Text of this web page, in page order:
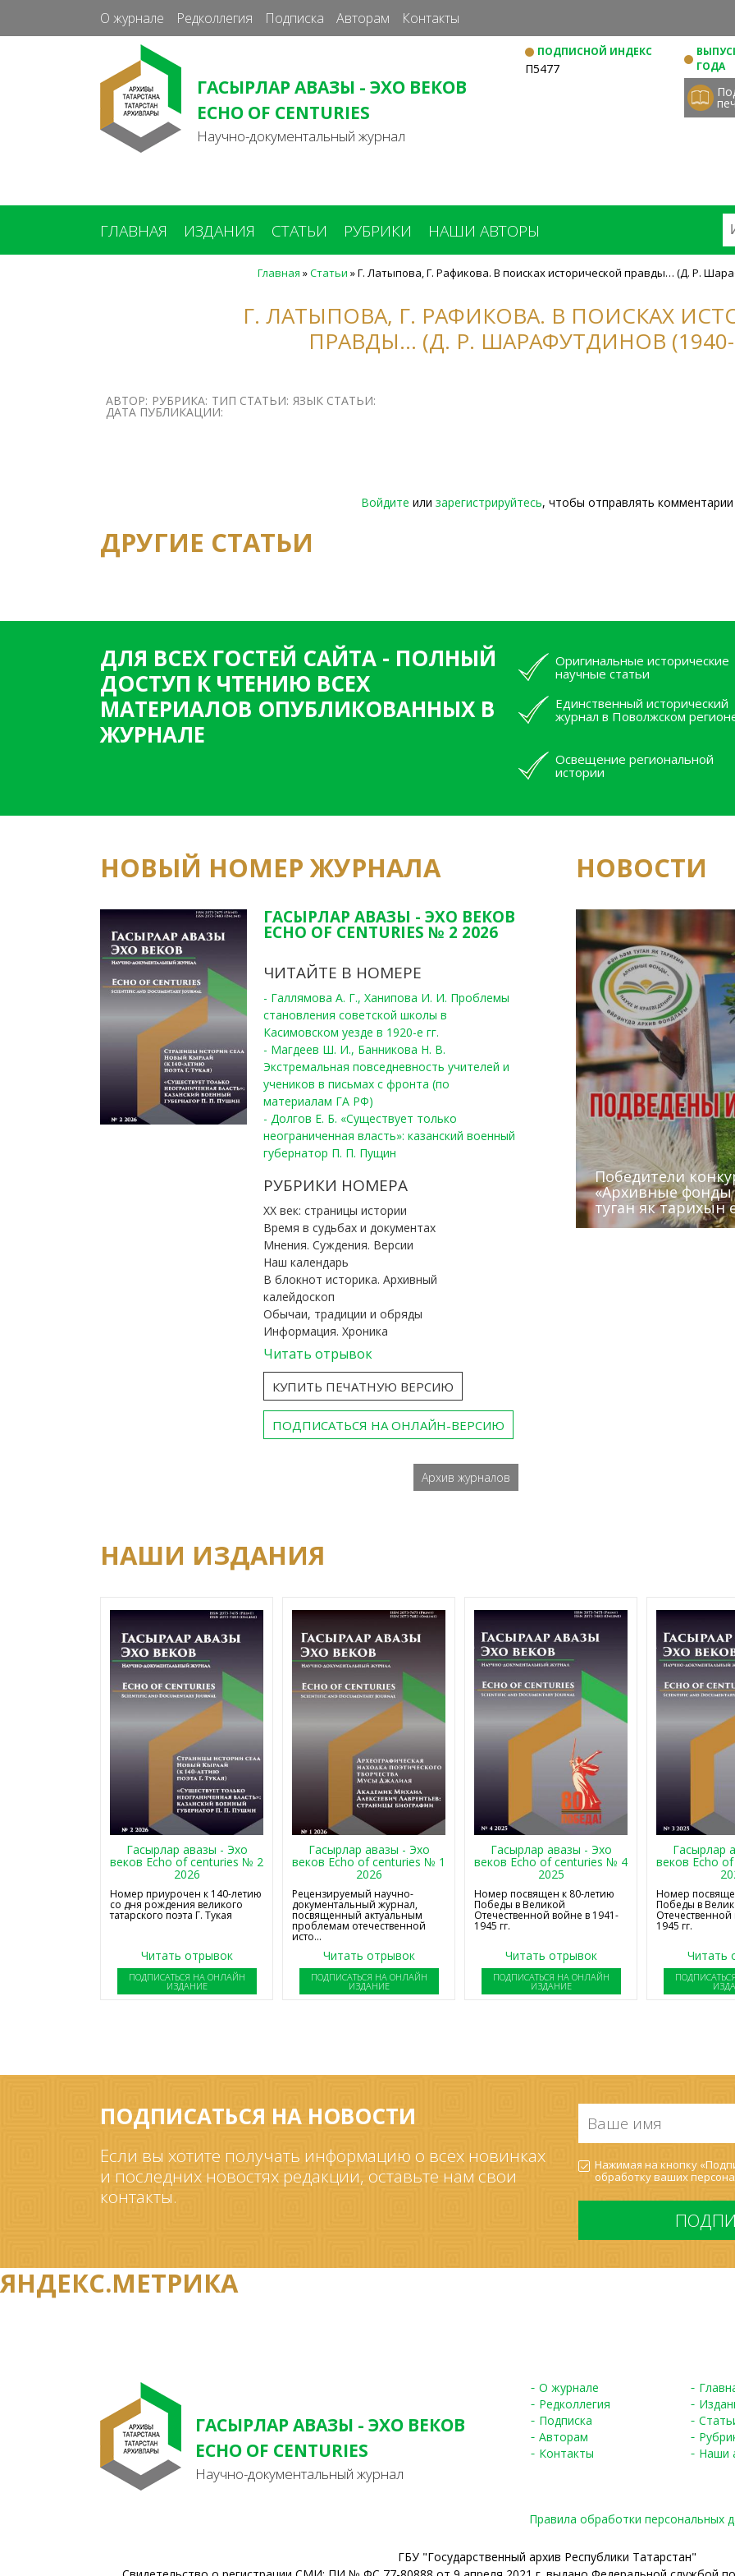
к
основному
О журнале Редколлегия Подписка Авторам Контакты
ГАСЫРЛАР АВАЗЫ - ЭХО ВЕКОВ
ECHO OF CENTURIES
Научно-документальный журнал
ПОДПИСНОЙ ИНДЕКС
П5477
ГОДА
ГЛАВНАЯ ИЗДАНИЯ СТАТЬИ РУБРИКИ НАШИ АВТОРЫ
Главная »Статьи »Г. Латыпова, Г. Рафикова. В поисках исторической правды… (Д. Р.
Г. ЛАТЫПОВА, Г. РАФИКОВА. В ПОИСКАХ
ПРАВДЫ… (Д. Р. ШАРАФУТДИНОВ (1940-
АВТОР: РУБРИКА: ТИП СТАТЬИ: ЯЗЫК СТАТЬИ:
ДАТА ПУБЛИКАЦИИ:
Войдите или зарегистрируйтесь, чтобы отправлять комментарии
ДРУГИЕ СТАТЬИ
ДЛЯ ВСЕХ ГОСТЕЙ САЙТА - ПОЛНЫЙ
ДОСТУП К ЧТЕНИЮ ВСЕХ
МАТЕРИАЛОВ ОПУБЛИКОВАННЫХ В
ЖУРНАЛЕ
Оригинальные исторические
научные статьи
Единственный исторический
журнал в Поволжском
Освещение региональной
истории
НОВЫЙ НОМЕР ЖУРНАЛА
ГАСЫРЛАР АВАЗЫ - ЭХО ВЕКОВ
ECHO OF CENTURIES № 2 2026
ЧИТАЙТЕ В НОМЕРЕ
- Галлямова А. Г., Ханипова И. И. Проблемы
становления советской школы в
Касимовском уезде в 1920-е гг.
- Магдеев Ш. И., Банникова Н. В.
Экстремальная повседневность учителей и
учеников в письмах с фронта (по
материалам ГА РФ)
- Долгов Е. Б. «Существует только
неограниченная власть»: казанский военный
губернатор П. П. Пущин
РУБРИКИ НОМЕРА
ХХ век: страницы истории
Время в судьбах и документах
Мнения. Суждения. Версии
Наш календарь
В блокнот историка. Архивный
калейдоскоп
Обычаи, традиции и обряды
Информация. Хроника
Читать отрывок
КУПИТЬ ПЕЧАТНУЮ ВЕРСИЮ
ПОДПИСАТЬСЯ НА ОНЛАЙН-ВЕРСИЮ
Архив журналов
НОВОСТИ
Победители
«Архивные фонды
туган як тарихын
Архивисты
Госархива
Юным
Сотрудники
Эхо веков»
(КХТИ)
«Мир архивов
НАШИ ИЗДАНИЯ
Гасырлар авазы - Эхо
веков Echo of centuries № 2
2026
Номер приурочен к 140-летию
со дня рождения великого
татарского поэта Г. Тукая
Читать отрывок
ПОДПИСАТЬСЯ НА ОНЛАЙН
ИЗДАНИЕ
Гасырлар авазы - Эхо
веков Echo of centuries № 1
2026
Рецензируемый научно-
документальный журнал,
посвященный актуальным
проблемам отечественной
исто...
Читать отрывок
ПОДПИСАТЬСЯ НА ОНЛАЙН
ИЗДАНИЕ
Гасырлар авазы - Эхо
веков Echo of centuries № 4
2025
Номер посвящен к 80-летию
Победы в Великой
Отечественной войне в 1941-
1945 гг.
Читать отрывок
ПОДПИСАТЬСЯ НА ОНЛАЙН
ИЗДАНИЕ
Гасырлар
веков Echo
Номер
Победы в
1945 гг.
Читать
ПОДПИСАТЬСЯ НА НОВОСТИ
Если вы хотите получать информацию о всех новинках
и последних новостях редакции, оставьте нам свои
контакты.
имя
*
Согласие
на
обработку
*
Нажимая на кнопку
обработку ваших
ЯНДЕКС.МЕТРИКА
ГАСЫРЛАР АВАЗЫ - ЭХО ВЕКОВ
ECHO OF CENTURIES
Научно-документальный журнал
О журнале
Редколлегия
Подписка
Авторам
Контакты
Наши
Правила обработки персональных
ГБУ "Государственный архив Республики Татарстан"